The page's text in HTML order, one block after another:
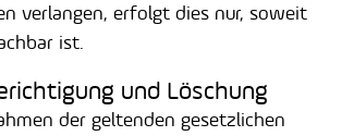
verlangen, erfolgt dies nur, soweit
ist.
und Löschung
der geltenden gesetzlichen